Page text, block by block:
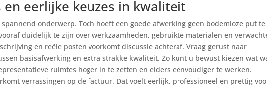
eerlijke keuzes in kwaliteit
onderwerp. Toch hoeft een goede afwerking geen bodemloze put te
duidelijk te zijn over werkzaamheden, gebruikte materialen en
en reële posten voorkomt discussie achteraf. Vraag gerust naar
basisafwerking en extra strakke kwaliteit. Zo kunt u bewust kiezen wat
ruimtes hoger in te zetten en elders eenvoudiger te werken.
verrassingen op de factuur. Dat voelt eerlijk, professioneel en prettig